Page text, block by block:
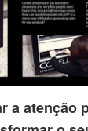
a atenção